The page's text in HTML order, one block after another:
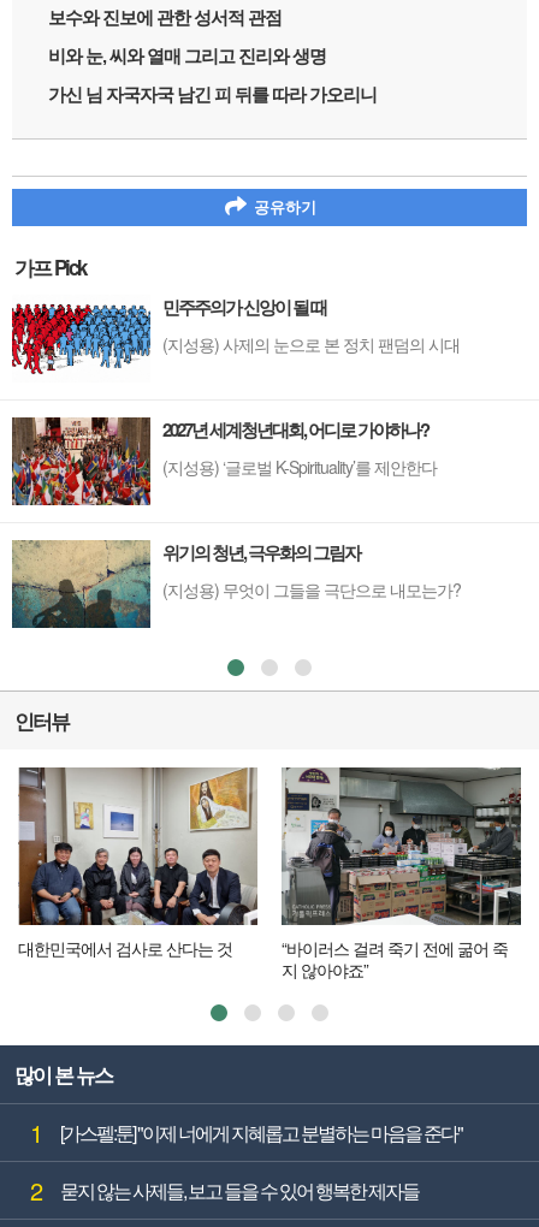
보수와 진보에 관한 성서적 관점
비와 눈, 씨와 열매 그리고 진리와 생명
가신 님 자국자국 남긴 피 뒤를 따라 가오리니
공유하기
가프 Pick
민주주의가 신앙이 될 때
(지성용) 사제의 눈으로 본 정치 팬덤의 시대
2027년 세계청년대회, 어디로 가야하나?
(지성용) ‘글로벌 K-Spirituality’를 제안한다
위기의 청년, 극우화의 그림자
(지성용) 무엇이 그들을 극단으로 내모는가?
인터뷰
대한민국에서 검사로 산다는 것
“바이러스 걸려 죽기 전에 굶어 죽
지 않아야죠”
많이 본 뉴스
1 [가스펠:툰] "이제 너에게 지혜롭고 분별하는 마음을 준다"
2 묻지 않는 사제들, 보고 들을 수 있어 행복한 제자들